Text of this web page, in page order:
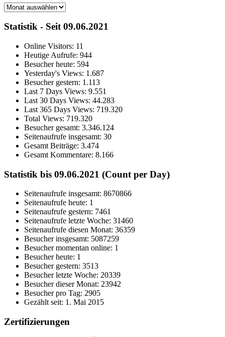
Archiv
Statistik - Seit 09.06.2021
Online Visitors: 11
Heutige Aufrufe: 944
Besucher heute: 594
Yesterday's Views: 1.687
Besucher gestern: 1.113
Last 7 Days Views: 9.551
Last 30 Days Views: 44.283
Last 365 Days Views: 719.320
Total Views: 719.320
Besucher gesamt: 3.346.124
Seitenaufrufe insgesamt: 30
Gesamt Beiträge: 3.474
Gesamt Kommentare: 8.166
Statistik bis 09.06.2021 (Count per Day)
Seitenaufrufe insgesamt: 8670866
Seitenaufrufe heute: 1
Seitenaufrufe gestern: 7461
Seitenaufrufe letzte Woche: 31460
Seitenaufrufe diesen Monat: 36359
Besucher insgesamt: 5087259
Besucher momentan online: 1
Besucher heute: 1
Besucher gestern: 3513
Besucher letzte Woche: 20339
Besucher dieser Monat: 23942
Besucher pro Tag: 2905
Gezählt seit: 1. Mai 2015
Zertifizierungen